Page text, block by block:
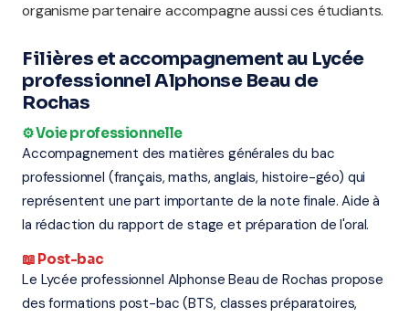
organisme partenaire accompagne aussi ces étudiants.
Filières et accompagnement au Lycée
professionnel Alphonse Beau de
Rochas
⚙️ Voie professionnelle
Accompagnement des matières générales du bac
professionnel (français, maths, anglais, histoire-géo) qui
représentent une part importante de la note finale. Aide à
la rédaction du rapport de stage et préparation de l'oral.
📖 Post-bac
Le Lycée professionnel Alphonse Beau de Rochas propose
des formations post-bac (BTS, classes préparatoires,